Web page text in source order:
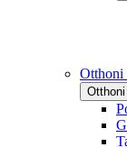
Otthoni